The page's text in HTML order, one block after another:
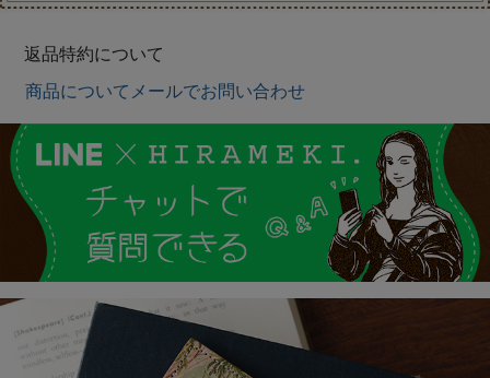
返品特約について
商品についてメールでお問い合わせ